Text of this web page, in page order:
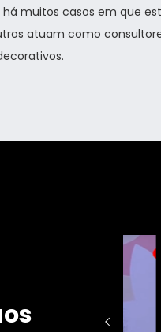
muitos casos em que
atuam como